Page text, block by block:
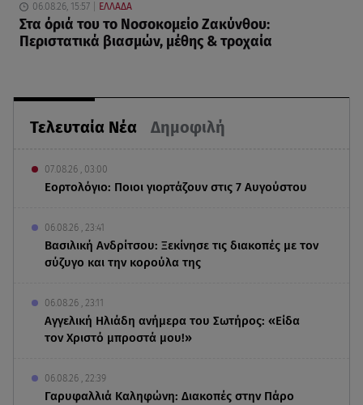
Τελευταία Νέα Δημοφιλή
07.08.26 , 03:00
Εορτολόγιο: Ποιοι γιορτάζουν στις 7 Αυγούστου
06.08.26 , 23:41
Βασιλική Ανδρίτσου: Ξεκίνησε τις διακοπές με τον
σύζυγο και την κορούλα της
06.08.26 , 23:11
Αγγελική Ηλιάδη ανήμερα του Σωτήρος: «Είδα
τον Χριστό μπροστά μου!»
06.08.26 , 22:39
Γαρυφαλλιά Καληφώνη: Διακοπές στην Πάρο
06.08.26, 15:57 ΕΛΛΑΔΑ
Στα όριά του το Νοσοκομείο Ζακύνθου:
Περιστατικά βιασμών, μέθης & τροχαία